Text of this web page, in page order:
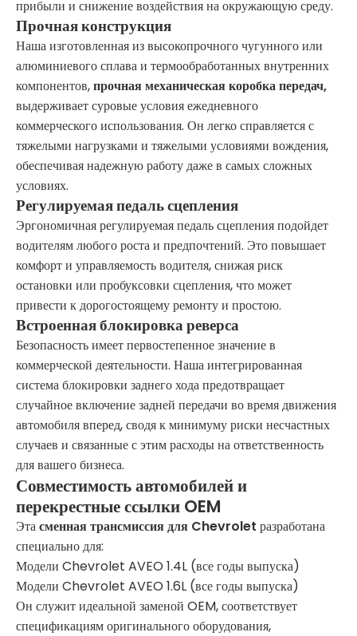
прибыли и снижение воздействия на окружающую среду.
Прочная конструкция
Наша изготовленная из высокопрочного чугунного или
алюминиевого сплава и термообработанных внутренних
компонентов,прочная механическая коробка передач,
выдерживает суровые условия ежедневного
коммерческого использования. Он легко справляется с
тяжелыми нагрузками и тяжелыми условиями вождения,
обеспечивая надежную работу даже в самых сложных
условиях.
Регулируемая педаль сцепления
Эргономичная регулируемая педаль сцепления подойдет
водителям любого роста и предпочтений. Это повышает
комфорт и управляемость водителя, снижая риск
остановки или пробуксовки сцепления, что может
привести к дорогостоящему ремонту и простою.
Встроенная блокировка реверса
Безопасность имеет первостепенное значение в
коммерческой деятельности. Наша интегрированная
система блокировки заднего хода предотвращает
случайное включение задней передачи во время движения
автомобиля вперед, сводя к минимуму риски несчастных
случаев и связанные с этим расходы на ответственность
для вашего бизнеса.
Совместимость автомобилей и
перекрестные ссылки OEM
Этасменная трансмиссия для Chevrolet разработана
специально для:
Модели Chevrolet AVEO 1.4L (все годы выпуска)
Модели Chevrolet AVEO 1.6L (все годы выпуска)
Он служит идеальной заменой OEM, соответствует
спецификациям оригинального оборудования,